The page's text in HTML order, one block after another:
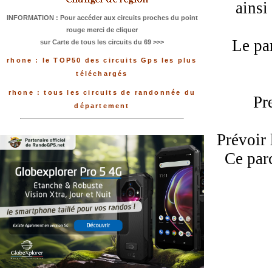
INFORMATION : Pour accéder aux circuits proches du point
rouge merci de cliquer
sur Carte de tous les circuits du 69 >>>
rhone : le TOP50 des circuits Gps les plus
téléchargés
rhone : tous les circuits de randonnée du
département
ainsi
Le
Prévoir
Ce